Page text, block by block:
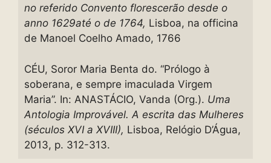
no referido Convento florescerão desde o
anno 1629até o de 1764, Lisboa, na officina
de Manoel Coelho Amado, 1766
CÉU, Soror Maria Benta do. “Prólogo à
soberana, e sempre imaculada Virgem
Maria”. In: ANASTÁCIO, Vanda (Org.). Uma
Antologia Improvável. A escrita das Mulheres
(séculos XVI a XVIII), Lisboa, Relógio D’Água,
2013, p. 312-313.